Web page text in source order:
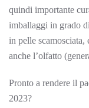
quindi importante
imballaggi in grado
in pelle
anche l’olfatto
Pronto a rendere il
2023?